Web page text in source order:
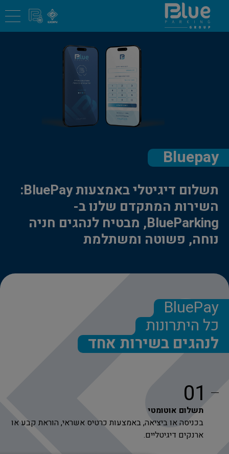
Bluepay
תשלום דיגיטלי באמצעות BluePay:
השירות המתקדם שלנו ב-
BlueParking, מבטיח לנהגים חניה
נוחה, פשוטה ומשתלמת
BluePay
כל היתרונות
לנהגים בשירות אחד
01
תשלום אוטומטי
בכניסה או ביציאה, באמצעות כרטיס אשראי, הוראת קבע או
ארנקים דיגיטליים.